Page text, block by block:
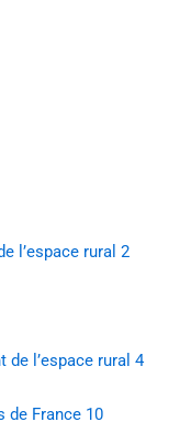
l’espace rural 2
de l’espace rural 4
de France 10